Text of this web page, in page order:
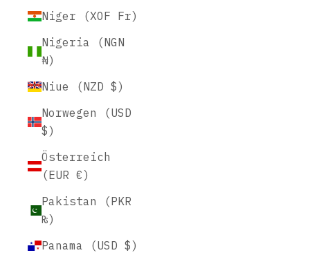
Niger (XOF Fr)
Nigeria (NGN
₦)
Niue (NZD $)
Norwegen (USD
$)
Österreich
(EUR €)
Pakistan (PKR
₨)
Panama (USD $)